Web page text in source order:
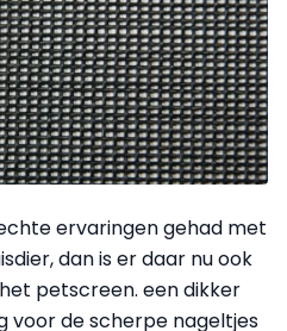
ervaringen gehad met
dan is er daar nu ook
petscreen. een dikker
voor de scherpe nageltjes